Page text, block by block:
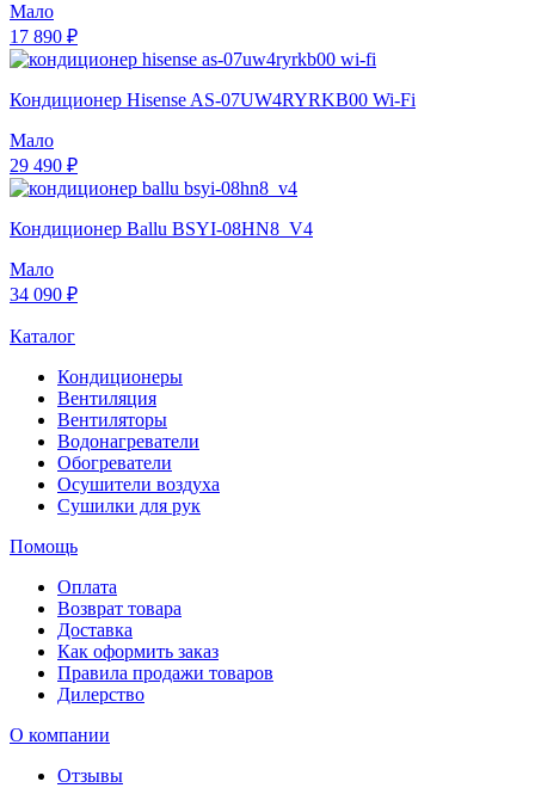
Мало
17 890 ₽
Кондиционер Hisense AS-07UW4RYRKB00 Wi-Fi
Мало
29 490 ₽
Кондиционер Ballu BSYI-08HN8_V4
Мало
34 090 ₽
Каталог
Кондиционеры
Вентиляция
Вентиляторы
Водонагреватели
Обогреватели
Осушители воздуха
Сушилки для рук
Помощь
Оплата
Возврат товара
Доставка
Как оформить заказ
Правила продажи товаров
Дилерство
О компании
Отзывы